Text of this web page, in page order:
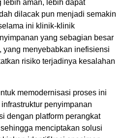
lebih aman, lebih dapat
dilacak pun menjadi semakin
ini klinik-klinik
yang sebagian besar
yang menyebabkan inefisiensi
risiko terjadinya kesalahan
memodernisasi proses ini
penyimpanan
dengan platform perangkat
menciptakan solusi